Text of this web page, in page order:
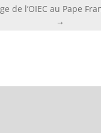
de l’OIEC au Pape
→